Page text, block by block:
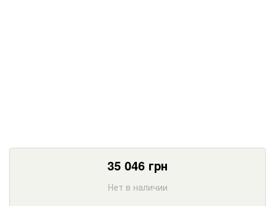
35 046 грн
Нет в наличии